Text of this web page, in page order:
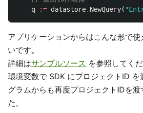
q
:= datastore. NewQuery(
アプリケーションからはこんな形で
いです。
詳細はサンプルソース を参照してくだ
環境変数で SDK にプロジェクトID を
グラムからも再度プロジェクトIDを
た。